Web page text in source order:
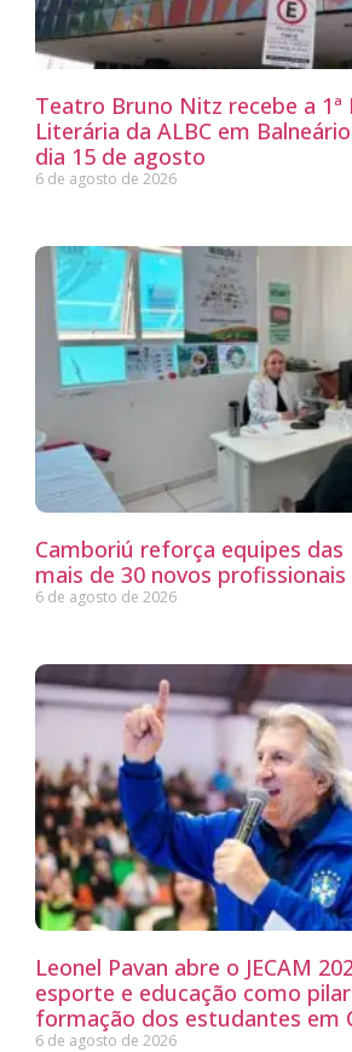
Teatro Bruno Nitz recebe a 1ª
Literária da ALBC em
dia 15 de agosto
6 de agosto de 2026
Camboriú reforça equipes das
mais de 30 novos profissionais
6 de agosto de 2026
Leonel Pavan abre o JECAM
esporte e educação como
formação dos estudantes em
6 de agosto de 2026